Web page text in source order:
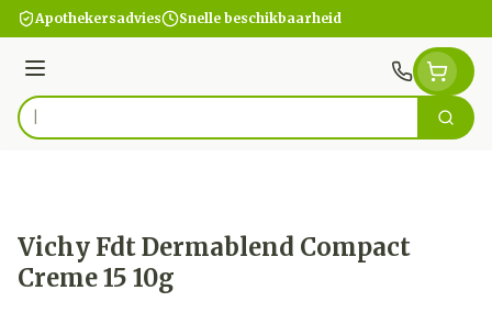
Ga naar de inhoud
Apothekersadvies Snelle beschikbaarheid
Menu
Product, merk, categorie... Zoek
Vichy Fdt Dermablend Compact
Creme 15 10g